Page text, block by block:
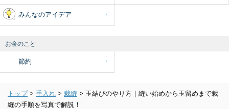
みんなのアイデア
お金のこと
節約
トップ > 手入れ > 裁縫 > 玉結びのやり方｜縫い始めから玉留めまで裁
縫の手順を写真で解説！